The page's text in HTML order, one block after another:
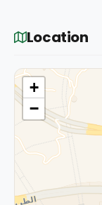
Location
+
−